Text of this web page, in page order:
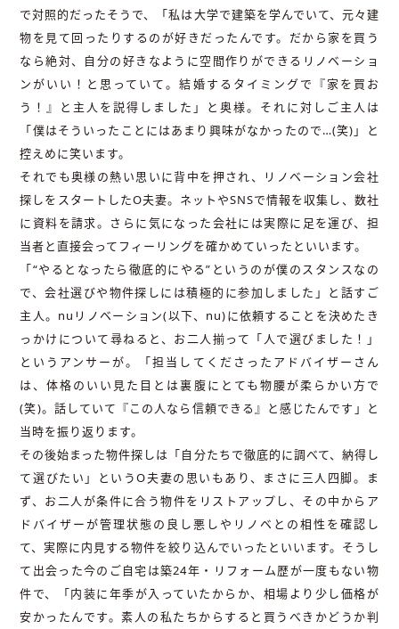
で対照的だったそうで、「私は大学で建築を学んでいて、元々建
物を見て回ったりするのが好きだったんです。だから家を買う
なら絶対、自分の好きなように空間作りができるリノベーショ
ンがいい！と思っていて。結婚するタイミングで『家を買お
う！』と主人を説得しました」と奥様。それに対しご主人は
「僕はそういったことにはあまり興味がなかったので…(笑)」と
控えめに笑います。
それでも奥様の熱い思いに背中を押され、リノベーション会社
探しをスタートしたO夫妻。ネットやSNSで情報を収集し、数社
に資料を請求。さらに気になった会社には実際に足を運び、担
当者と直接会ってフィーリングを確かめていったといいます。
「“やるとなったら徹底的にやる”というのが僕のスタンスなの
で、会社選びや物件探しには積極的に参加しました」と話すご
主人。nuリノベーション(以下、nu)に依頼することを決めたき
っかけについて尋ねると、お二人揃って「人で選びました！」
というアンサーが。「担当してくださったアドバイザーさん
は、体格のいい見た目とは裏腹にとても物腰が柔らかい方で
(笑)。話していて『この人なら信頼できる』と感じたんです」と
当時を振り返ります。
その後始まった物件探しは「自分たちで徹底的に調べて、納得し
て選びたい」というO夫妻の思いもあり、まさに三人四脚。ま
ず、お二人が条件に合う物件をリストアップし、その中からア
ドバイザーが管理状態の良し悪しやリノベとの相性を確認し
て、実際に内見する物件を絞り込んでいったといいます。そうし
て出会った今のご自宅は築24年・リフォーム歴が一度もない物
件で、「内装に年季が入っていたからか、相場より少し価格が
安かったんです。素人の私たちからすると買うべきかどうか判